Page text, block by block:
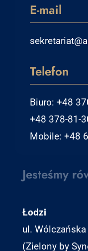
E-mail
Telefon
Biuro: +48
+48 378-81-
Mobile: +48
Jesteśmy
Łodzi
ul.
(Zielony by